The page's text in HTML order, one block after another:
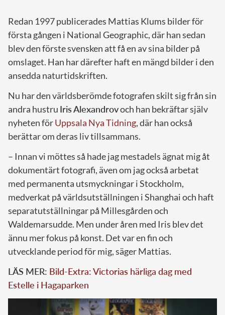
Redan 1997 publicerades Mattias Klums bilder för
första gången i National Geographic, där han sedan
blev den förste svensken att få en av sina bilder på
omslaget. Han har därefter haft en mängd bilder i den
ansedda naturtidskriften.
Nu har den världsberömde fotografen skilt sig från sin
andra hustru IrisAlexandrovoch han bekräftar själv
nyheten förUppsala Nya Tidning, där han också
berättar om deras liv tillsammans.
– Innan vi möttes så hade jag mestadels ägnat mig åt
dokumentärt fotografi, även om jag också arbetat
med permanenta utsmyckningar i Stockholm,
medverkat på världsutställningen i Shanghai och haft
separatutställningar på Millesgården och
Waldemarsudde. Men under åren med Iris blev det
ännu mer fokus på konst. Det var en fin och
utvecklande period för mig, säger Mattias.
LÄS MER: Bild-Extra: Victorias härliga dag med
Estelle i Hagaparken